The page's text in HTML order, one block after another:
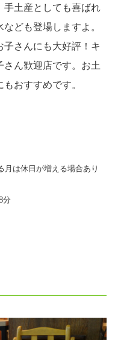
手土産としても喜ばれ
ども登場しますよ。
さんにも大好評！キ
さん歓迎店です。お土
おすすめです。
は休日が増える場合あり
分